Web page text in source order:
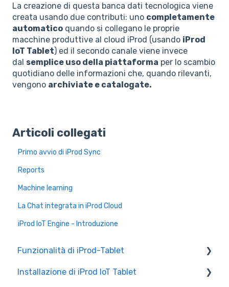
La creazione di questa banca dati tecnologica viene
creata usando due contributi: uno completamente
automatico quando si collegano le proprie
macchine produttive al cloud iProd (usando iProd
IoT Tablet) ed il secondo canale viene invece
dal semplice uso della piattaforma per lo scambio
quotidiano delle informazioni che, quando rilevanti,
vengono archiviate e catalogate.
Articoli collegati
Primo avvio di iProd Sync
Reports
Machine learning
La Chat integrata in iProd Cloud
iProd IoT Engine - Introduzione
Funzionalità di iProd-Tablet
Controllo Qualità
Installazione di iProd IoT Tablet